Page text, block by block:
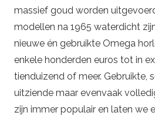
massief goud worden
modellen na 1965 waterdicht
nieuwe én gebruikte Omega
enkele honderden euros tot in
tienduizend of meer. Gebruikte,
uitziende maar evenvaak
zijn immer populair en laten we